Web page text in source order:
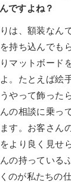
ですよね？
は、額装なん
持ち込んでも
マットボード
。たとえば絵
やって飾った
の相談に乗っ
す。お客さん
より良く見せ
の持っている
のが私たちの